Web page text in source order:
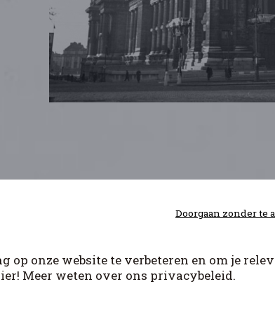
verandert, hebben de
zij meewerken aan de roof van bezittingen
die vinden dat dit in strijd is met het
van de bezetter. Ook de rechters en het
op onze website te verbeteren en om je
Meer weten over ons privacybeleid.
Doorgaan zonder te